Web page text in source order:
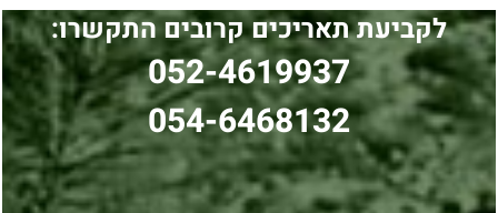
לקביעת תאריכים קרובים התקשרו:
052-4619937
054-6468132